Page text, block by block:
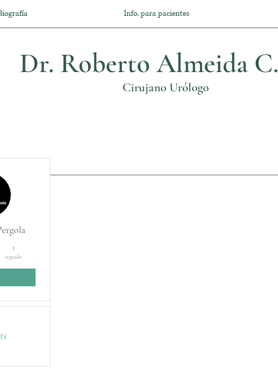
Info. para pacientes
Dr. Roberto Almeida C.
Cirujano Urólogo
1
seguido